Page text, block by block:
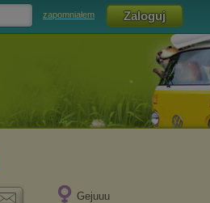
zapomniałem
Gejuuu